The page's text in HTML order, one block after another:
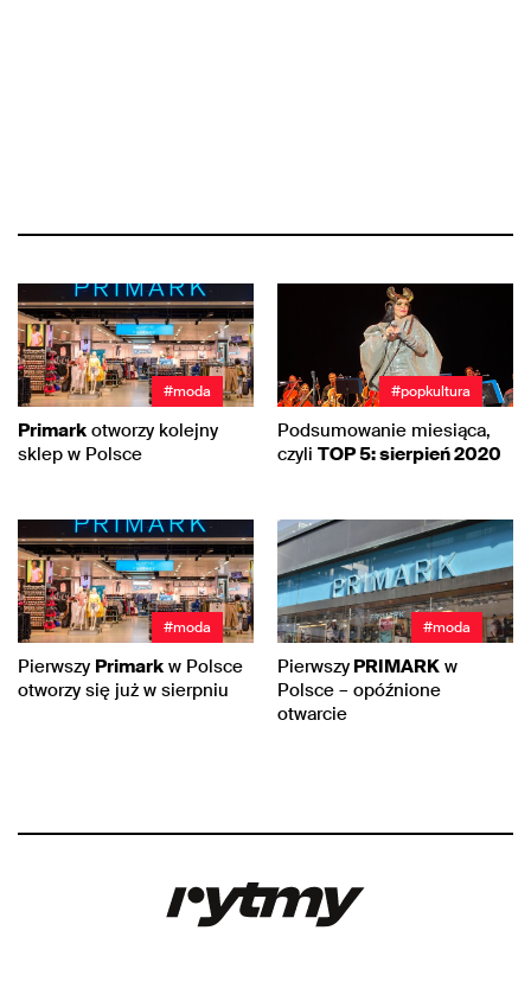
#moda
Primark otworzy kolejny
sklep w Polsce
#popkultura
Podsumowanie miesiąca,
czyli TOP 5: sierpień 2020
#moda
Pierwszy Primark w Polsce
otworzy się już w sierpniu
#moda
Pierwszy PRIMARK w
Polsce – opóźnione
otwarcie